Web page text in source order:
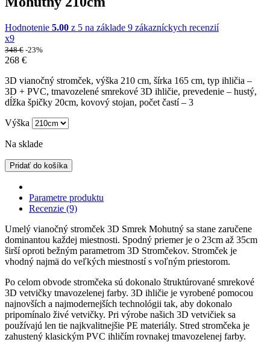
Hodnotenie 5.00 z 5 na základe 9 zákazníckych recenzií
x9
348€ -23%
268 €
3D vianočný stromček, výška 210 cm, šírka 165 cm, typ ihličia –
3D + PVC, tmavozelené smrekové 3D ihličie, prevedenie – hustý,
dĺžka špičky 20cm, kovový stojan, počet častí – 3
Výška
Na sklade
Pridať do košíka
Parametre produktu
Recenzie (9)
Umelý vianočný stromček 3D Smrek Mohutný sa stane zaručene
dominantou každej miestnosti. Spodný priemer je o 23cm až 35cm
širší oproti bežným parametrom 3D Stromčekov. Stromček je
vhodný najmä do veľkých miestností s voľným priestorom.
Po celom obvode stromčeka sú dokonalo štruktúrované smrekové
3D vetvičky tmavozelenej farby. 3D ihličie je vyrobené pomocou
najnovších a najmodernejších technológii tak, aby dokonalo
pripomínalo živé vetvičky. Pri výrobe našich 3D vetvičiek sa
používajú len tie najkvalitnejšie PE materiály. Stred stromčeka je
zahustený klasickým PVC ihličím rovnakej tmavozelenej farby.